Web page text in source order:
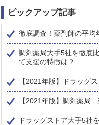
ピックアップ記事
徹底調査！薬剤師の平均
調剤薬局大手5社を徹底
て支援の特徴は？
【2021年版】ドラッグ
【2021年版】調剤薬局
ドラッグストア大手5社